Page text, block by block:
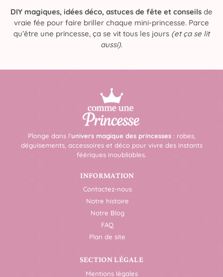
DIY magiques, idées déco, astuces de fête et conseils de
vraie fée pour faire briller chaque mini-princesse. Parce
qu’être une princesse, ça se vit tous les jours (et ça se lit
aussi).
Plonge dans l’univers magique des princesses: robes,
déguisements, accessoires et déco pour vivre des instants
féériques inoubliables.
INFORMATION
Contactez-nous
Notre histoire
Notre Blog
FAQ
Plan de site
SECTION LÉGALE
Mentions légales